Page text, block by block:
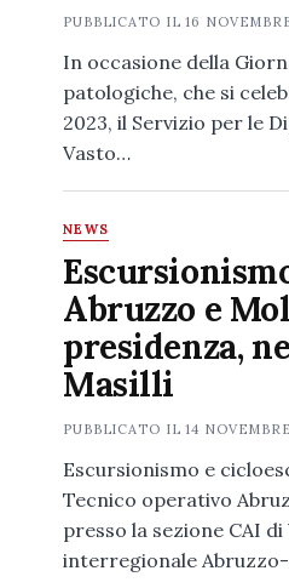
PUBBLICATO IL16
In occasione della
patologiche, che si
2023, il Servizio per le
Vasto…
NEWS
Abruzzo e
presidenza,
Masilli
PUBBLICATO IL14
Escursionismo e
Tecnico operativo
presso la sezione CAI
interregionale